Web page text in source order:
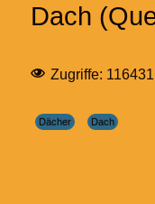
Dach
Zugriffe: 116431
Dächer Dach